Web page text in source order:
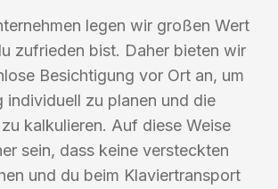
legen wir großen Wert
zufrieden bist. Daher bieten wir
Besichtigung vor Ort an, um
individuell zu planen und die
kalkulieren. Auf diese Weise
sein, dass keine versteckten
und du beim Klaviertransport